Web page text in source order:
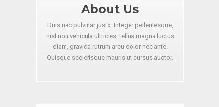
About Us
Duis nec pulvinar justo. Integer pellentesque,
nisl non vehicula ultricies, tellus magna luctus
diam, gravida rutrum arcu dolor nec ante.
Quisque scelerisque mauris ut cursus auctor.